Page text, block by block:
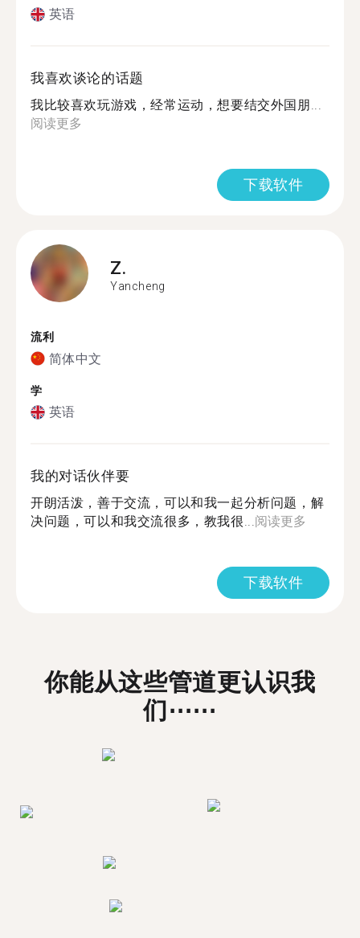
英语
我喜欢谈论的话题
我比较喜欢玩游戏，经常运动，想要结交外国朋...
阅读更多
下载软件
Z.
Yancheng
流利
简体中文
学
英语
我的对话伙伴要
开朗活泼，善于交流，可以和我一起分析问题，解
决问题，可以和我交流很多，教我很...阅读更多
下载软件
你能从这些管道更认识我
们⋯⋯